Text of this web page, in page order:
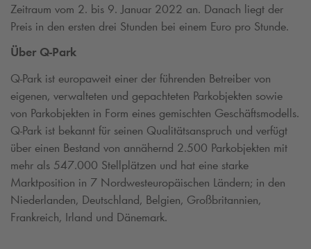
Zeitraum vom 2. bis 9. Januar 2022 an. Danach liegt der
Preis in den ersten drei Stunden bei einem Euro pro Stunde.
Über Q-Park
Q-Park ist europaweit einer der führenden Betreiber von
eigenen, verwalteten und gepachteten Parkobjekten sowie
von Parkobjekten in Form eines gemischten Geschäftsmodells.
Q-Park ist bekannt für seinen Qualitätsanspruch und verfügt
über einen Bestand von annähernd 2.500 Parkobjekten mit
mehr als 547.000 Stellplätzen und hat eine starke
Marktposition in 7 Nordwesteuropäischen Ländern; in den
Niederlanden, Deutschland, Belgien, Großbritannien,
Frankreich, Irland und Dänemark.